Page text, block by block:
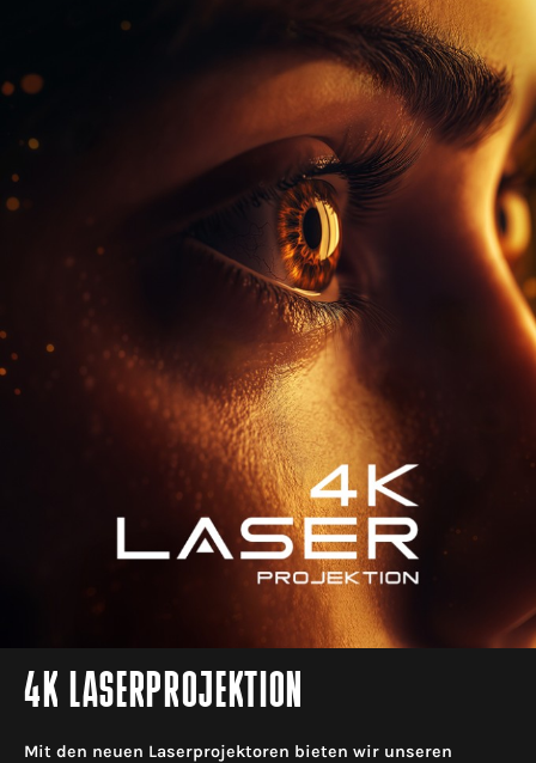
4K LASERPROJEKTION
Mit den neuen Laserprojektoren bieten wir unseren